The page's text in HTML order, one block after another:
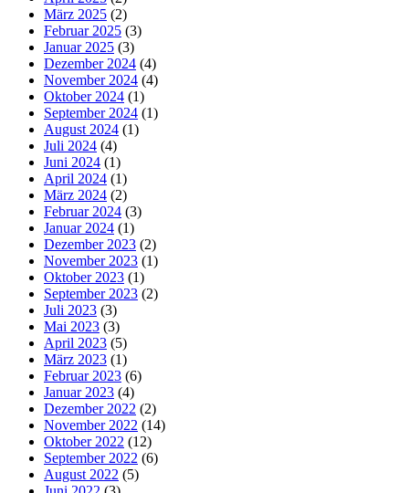
März 2025 (2)
Februar 2025 (3)
Januar 2025 (3)
Dezember 2024 (4)
November 2024 (4)
Oktober 2024 (1)
September 2024 (1)
August 2024 (1)
Juli 2024 (4)
Juni 2024 (1)
April 2024 (1)
März 2024 (2)
Februar 2024 (3)
Januar 2024 (1)
Dezember 2023 (2)
November 2023 (1)
Oktober 2023 (1)
September 2023 (2)
Juli 2023 (3)
Mai 2023 (3)
April 2023 (5)
März 2023 (1)
Februar 2023 (6)
Januar 2023 (4)
Dezember 2022 (2)
November 2022 (14)
Oktober 2022 (12)
September 2022 (6)
August 2022 (5)